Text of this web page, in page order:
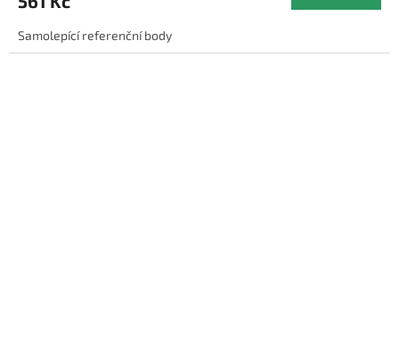
Samolepící referenční body